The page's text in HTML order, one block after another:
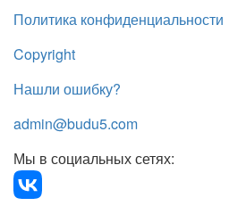
Политика конфиденциальности
Copyright
Нашли ошибку?
admin@budu5.com
Мы в социальных сетях: